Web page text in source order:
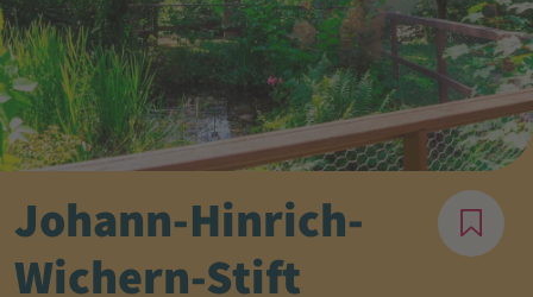
Johann-Hinrich-
Wichern-Stift